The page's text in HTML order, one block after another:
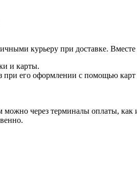
курьеру при доставке.
и карты.
при его оформлении с помощью
через терминалы оплаты, как